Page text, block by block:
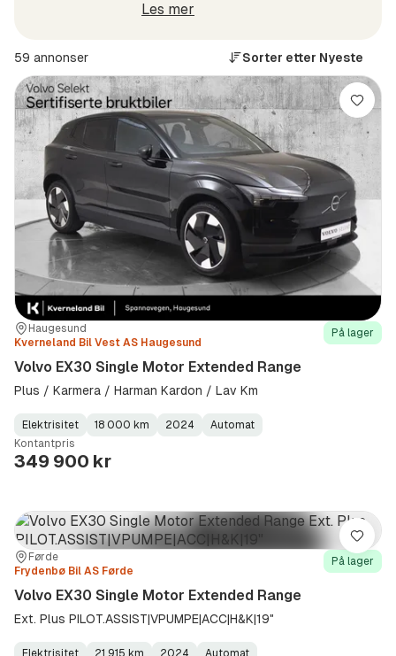
Les mer
59 annonser Sorter etter Nyeste
Sted:Haugesund
Forhandler:
Kverneland Bil Vest AS Haugesund
På lager
Volvo EX30 Single Motor Extended Range
Plus / Karmera / Harman Kardon / Lav Km
Fuel
Type:
Elektrisitet
Kilometerstand:
18 000 km
Model
Year:
2024
Gearbox
Type:
Automat
Kontantpris
349 900 kr
Lagre
Sted:
Førde
Forhandler:
Frydenbø Bil AS Førde
På lager
Volvo EX30 Single Motor Extended Range
Ext. Plus PILOT.ASSIST|VPUMPE|ACC|H&K|19"
Elektrisitet 21 915 km 2024
Automat
Lagre